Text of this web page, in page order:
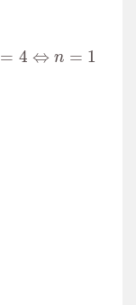
= 4 ⇔ n = 1